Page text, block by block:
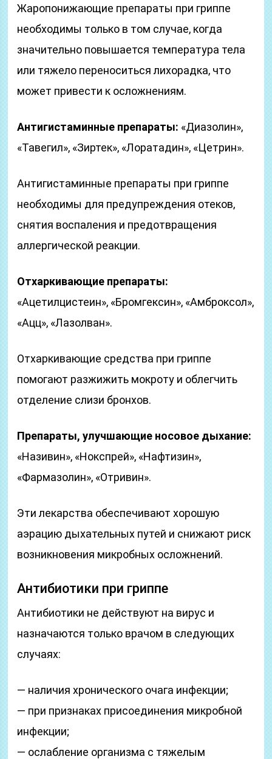
Жаропонижающие препараты при гриппе
необходимы только в том случае, когда
значительно повышается температура тела
или тяжело переноситься лихорадка, что
может привести к осложнениям.
Антигистаминные препараты: «Диазолин»,
«Тавегил», «Зиртек», «Лоратадин», «Цетрин».
Антигистаминные препараты при гриппе
необходимы для предупреждения отеков,
снятия воспаления и предотвращения
аллергической реакции.
Отхаркивающие препараты:
«Ацетилцистеин», «Бромгексин», «Амброксол»,
«Ацц», «Лазолван».
Отхаркивающие средства при гриппе
помогают разжижить мокроту и облегчить
отделение слизи бронхов.
Препараты, улучшающие носовое дыхание:
«Називин», «Нокспрей», «Нафтизин»,
«Фармазолин», «Отривин».
Эти лекарства обеспечивают хорошую
аэрацию дыхательных путей и снижают риск
возникновения микробных осложнений.
Антибиотики при гриппе
Антибиотики не действуют на вирус и
назначаются только врачом в следующих
случаях:
— наличия хронического очага инфекции;
— при признаках присоединения микробной
инфекции;
— ослабление организма с тяжелым